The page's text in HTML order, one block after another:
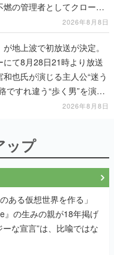
燃の管理者としてクローン
工して神に捧げる2026年8月8日
地上波で初放送が決定。
にて8月28日21時より放送
也氏が演じる主人公“迷う
ですれ違う“歩く男”を演じ
2026年8月8日
ップ
ある仮想世界を作る」
』の生みの親が18年掲げ
な宣言”は、比喩ではな